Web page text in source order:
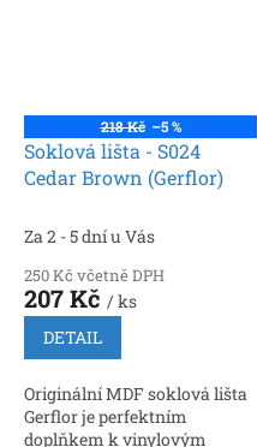
218 Kč –5 %
Soklová lišta - S024
Cedar Brown (Gerflor)
Za 2 - 5 dní u Vás
250 Kč včetně DPH
207 Kč / ks
DETAIL
Originální MDF soklová lišta
Gerflor je perfektním
doplňkem k vinylovým